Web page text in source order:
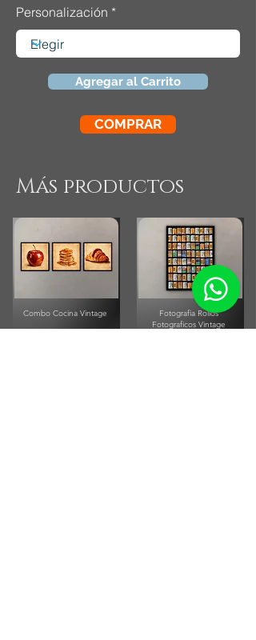
Personalización
Agregar al Carrito
COMPRAR
Más productos
Combo Cocina Vintage
Fotografia Rollos
Fotograficos Vintage